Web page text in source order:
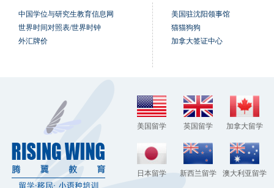
中国学位与研究生教育信息网
世界时间对照表/世界时钟
外汇牌价
美国驻沈阳领事馆
猫猫狗狗
加拿大签证中心
美国留学 英国留学 加拿大留学
日本留学 新西兰留学 澳大利亚留学